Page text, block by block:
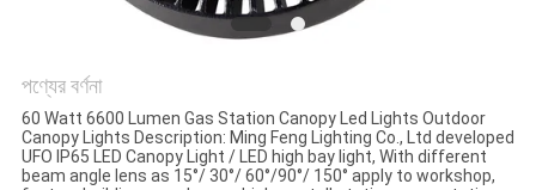
পণ্যের বর্ণনা
60 Watt 6600 Lumen Gas Station Canopy Led Lights Outdoor
Canopy Lights Description: Ming Feng Lighting Co., Ltd developed
UFO IP65 LED Canopy Light / LED high bay light, With different
beam angle lens as 15°/ 30°/ 60°/90°/ 150° apply to workshop,